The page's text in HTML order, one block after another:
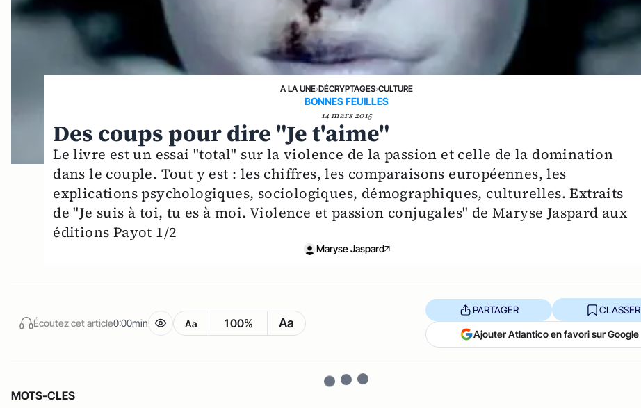
A LA UNE›DÉCRYPTAGES›CULTURE
BONNES FEUILLES
14 mars 2015
Des coups pour dire "Je t'aime"
Le livre est un essai "total" sur la violence de la passion et celle de la domination
dans le couple. Tout y est : les chiffres, les comparaisons européennes, les
explications psychologiques, sociologiques, démographiques, culturelles. Extraits
de "Je suis à toi, tu es à moi. Violence et passion conjugales" de Maryse Jaspard aux
éditions Payot 1/2
Maryse Jaspard
Écoutez cet article0:00min Aa 100% Aa
PARTAGER CLASSER
Ajouter Atlantico en favori sur Google
MOTS-CLES